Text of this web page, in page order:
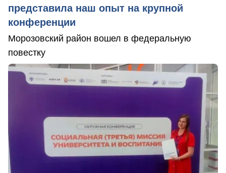
представила наш опыт на крупной
конференции
Морозовский район вошел в федеральную
повестку